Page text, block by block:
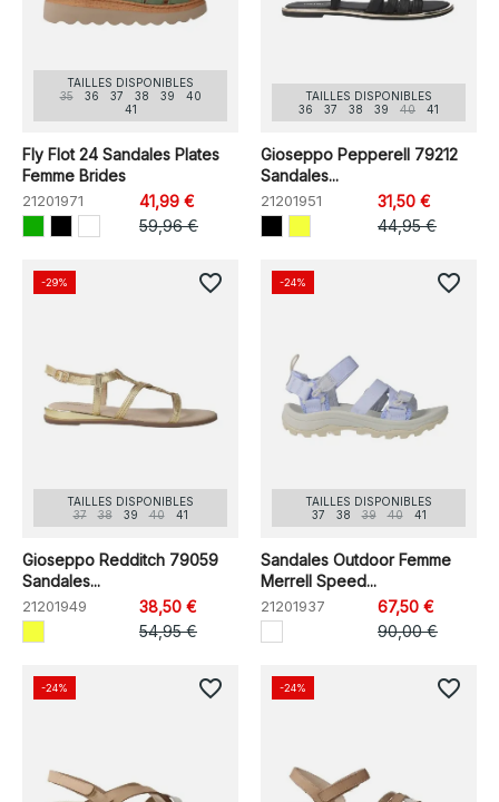
TAILLES DISPONIBLES
35
36 37 38 39
40
41
Fly Flot 24 Sandales Plates
Femme Brides
21201971
41,99 €
59,96 €
TAILLES DISPONIBLES
36
37 38 39 40 41
Gioseppo Pepperell 79212
Sandales...
21201951
31,50 €
44,95 €
TAILLES DISPONIBLES
37
38 39 40 41
Gioseppo Redditch 79059
Sandales...
21201949
38,50 €
54,95 €
-29% favorite_border
TAILLES DISPONIBLES
37
38 39 40 41
Sandales Outdoor Femme
Merrell Speed...
21201937
67,50 €
90,00 €
-24% favorite_border
-24% favorite_border -24% favorite_border